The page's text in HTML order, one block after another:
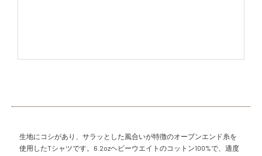
生地にコシがあり、サラッとした風合いが特徴のオープンエンド糸を
使用したTシャツです。6.2ozヘビーウエイトのコットン100%で、適度